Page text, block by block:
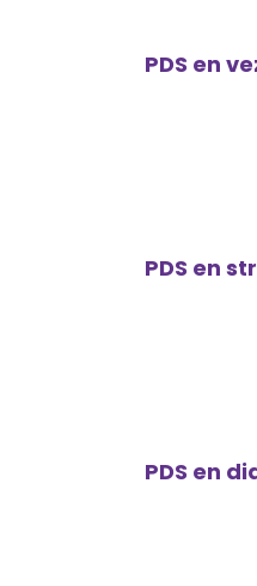
PDS en
PDS en
PDS en